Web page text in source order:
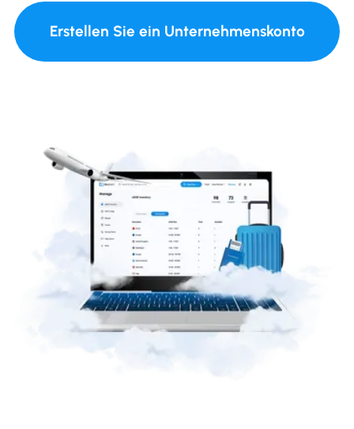
Erstellen Sie ein Unternehmenskonto